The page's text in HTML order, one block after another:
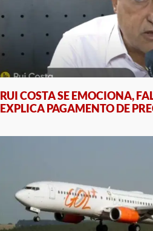
RUI COSTA SE EMOCIONA,
EXPLICA PAGAMENTO DE